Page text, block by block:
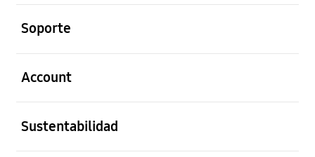
Soporte
Account
Sustentabilidad